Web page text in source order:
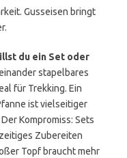
Gusseisen bringt
du ein Set oder
stapelbares
für Trekking. Ein
ist vielseitiger
Kompromiss: Sets
Zubereiten
Topf braucht mehr